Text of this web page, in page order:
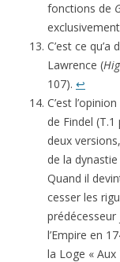
fonctions de
C’est ce
Lawrence (
107). ↩
C’est
de Findel (T.1
deux
de la
Quand il
cesser les
l’Empire en
la Loge «